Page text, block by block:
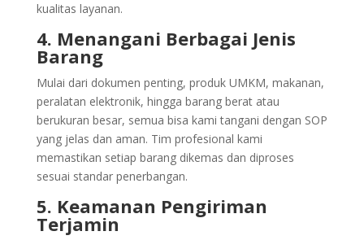
kualitas layanan.
4. Menangani Berbagai Jenis
Barang
Mulai dari dokumen penting, produk UMKM, makanan,
peralatan elektronik, hingga barang berat atau
berukuran besar, semua bisa kami tangani dengan SOP
yang jelas dan aman. Tim profesional kami
memastikan setiap barang dikemas dan diproses
sesuai standar penerbangan.
5. Keamanan Pengiriman
Terjamin